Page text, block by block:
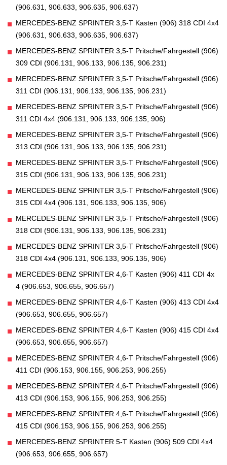
(906.631, 906.633, 906.635, 906.637)
MERCEDES-BENZ SPRINTER 3,5-T Kasten (906) 318 CDI 4x4
(906.631, 906.633, 906.635, 906.637)
MERCEDES-BENZ SPRINTER 3,5-T Pritsche/Fahrgestell (906)
309 CDI (906.131, 906.133, 906.135, 906.231)
MERCEDES-BENZ SPRINTER 3,5-T Pritsche/Fahrgestell (906)
311 CDI (906.131, 906.133, 906.135, 906.231)
MERCEDES-BENZ SPRINTER 3,5-T Pritsche/Fahrgestell (906)
311 CDI 4x4 (906.131, 906.133, 906.135, 906)
MERCEDES-BENZ SPRINTER 3,5-T Pritsche/Fahrgestell (906)
313 CDI (906.131, 906.133, 906.135, 906.231)
MERCEDES-BENZ SPRINTER 3,5-T Pritsche/Fahrgestell (906)
315 CDI (906.131, 906.133, 906.135, 906.231)
MERCEDES-BENZ SPRINTER 3,5-T Pritsche/Fahrgestell (906)
315 CDI 4x4 (906.131, 906.133, 906.135, 906)
MERCEDES-BENZ SPRINTER 3,5-T Pritsche/Fahrgestell (906)
318 CDI (906.131, 906.133, 906.135, 906.231)
MERCEDES-BENZ SPRINTER 3,5-T Pritsche/Fahrgestell (906)
318 CDI 4x4 (906.131, 906.133, 906.135, 906)
MERCEDES-BENZ SPRINTER 4,6-T Kasten (906) 411 CDI 4x
4 (906.653, 906.655, 906.657)
MERCEDES-BENZ SPRINTER 4,6-T Kasten (906) 413 CDI 4x4
(906.653, 906.655, 906.657)
MERCEDES-BENZ SPRINTER 4,6-T Kasten (906) 415 CDI 4x4
(906.653, 906.655, 906.657)
MERCEDES-BENZ SPRINTER 4,6-T Pritsche/Fahrgestell (906)
411 CDI (906.153, 906.155, 906.253, 906.255)
MERCEDES-BENZ SPRINTER 4,6-T Pritsche/Fahrgestell (906)
413 CDI (906.153, 906.155, 906.253, 906.255)
MERCEDES-BENZ SPRINTER 4,6-T Pritsche/Fahrgestell (906)
415 CDI (906.153, 906.155, 906.253, 906.255)
MERCEDES-BENZ SPRINTER 5-T Kasten (906) 509 CDI 4x4
(906.653, 906.655, 906.657)